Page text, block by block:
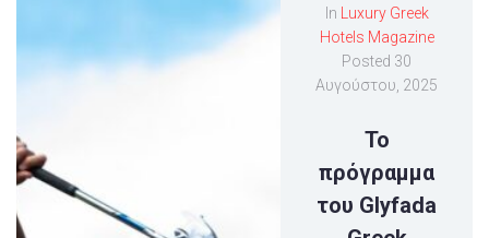
In
Luxury Greek
Hotels Magazine
Posted 30
Αυγούστου, 2025
Το
πρόγραμμα
του Glyfada